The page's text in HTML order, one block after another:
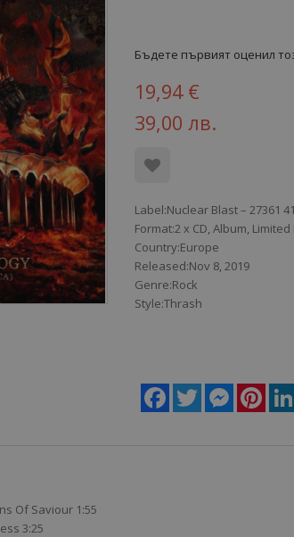
Бъдете първият оценил
19,94 €
39,00 лв.
Label:Nuclear Blast – 27361
Format:2 x CD, Album,
Country:Europe
Released:Nov 8, 2019
Genre:Rock
Style:Thrash
Facebook
Twitter Messenger
Of Saviour 1:55
3:25